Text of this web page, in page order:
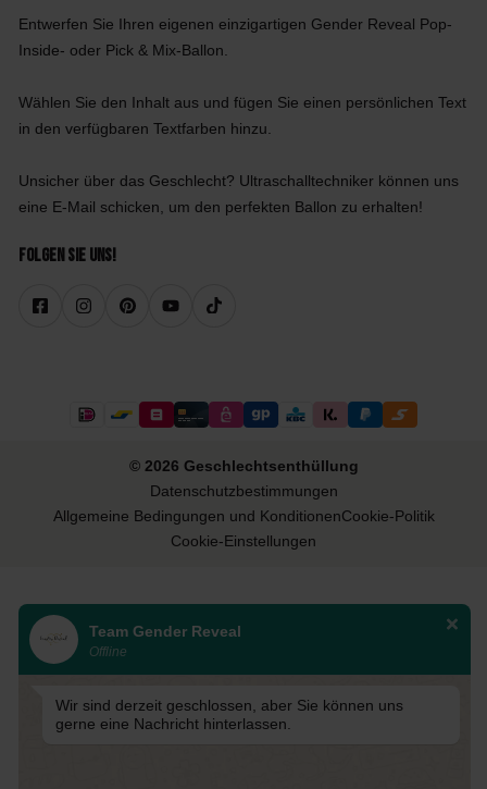
Entwerfen Sie Ihren eigenen einzigartigen Gender Reveal Pop-
Inside- oder Pick & Mix-Ballon.
Wählen Sie den Inhalt aus und fügen Sie einen persönlichen Text
in den verfügbaren Textfarben hinzu.
Unsicher über das Geschlecht? Ultraschalltechniker können uns
eine E-Mail schicken, um den perfekten Ballon zu erhalten!
Folgen Sie uns!
© 2026 Geschlechtsenthüllung
Datenschutzbestimmungen
Allgemeine Bedingungen und KonditionenCookie-Politik
Cookie-Einstellungen
Team Gender Reveal
Offline
Wir sind derzeit geschlossen, aber Sie können uns
gerne eine Nachricht hinterlassen.